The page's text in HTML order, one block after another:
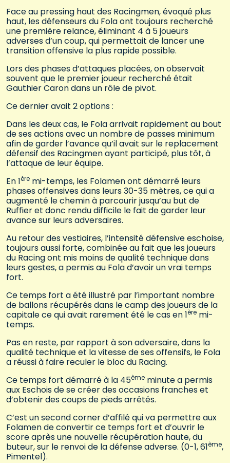
Face au pressing haut des Racingmen, évoqué plus
haut, les défenseurs du Fola ont toujours recherché
une première relance, éliminant 4 à 5 joueurs
adverses d’un coup, qui permettait de lancer une
transition offensive la plus rapide possible.
Lors des phases d’attaques placées, on observait
souvent que le premier joueur recherché était
Gauthier Caron dans un rôle de pivot.
Ce dernier avait 2 options :
Dans les deux cas, le Fola arrivait rapidement au bout
de ses actions avec un nombre de passes minimum
afin de garder l’avance qu’il avait sur le replacement
défensif des Racingmen ayant participé, plus tôt, à
l’attaque de leur équipe.
En 1ère mi-temps, les Folamen ont démarré leurs
phases offensives dans leurs 30-35 mètres, ce qui a
augmenté le chemin à parcourir jusqu’au but de
Ruffier et donc rendu difficile le fait de garder leur
avance sur leurs adversaires.
Au retour des vestiaires, l’intensité défensive eschoise,
toujours aussi forte, combinée au fait que les joueurs
du Racing ont mis moins de qualité technique dans
leurs gestes, a permis au Fola d’avoir un vrai temps
fort.
Ce temps fort a été illustré par l’important nombre
de ballons récupérés dans le camp des joueurs de la
capitale ce qui avait rarement été le cas en 1ère mi-
temps.
Pas en reste, par rapport à son adversaire, dans la
qualité technique et la vitesse de ses offensifs, le Fola
a réussi à faire reculer le bloc du Racing.
Ce temps fort démarré à la 45ème minute a permis
aux Eschois de se créer des occasions franches et
d’obtenir des coups de pieds arrêtés.
C’est un second corner d’affilé qui va permettre aux
Folamen de convertir ce temps fort et d’ouvrir le
score après une nouvelle récupération haute, du
buteur, sur le renvoi de la défense adverse. (0-1, 61ème,
Pimentel).